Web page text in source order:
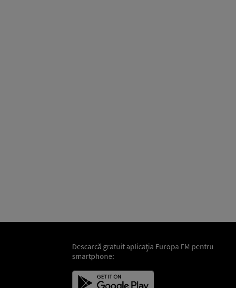
Descarcă gratuit aplicaţia Europa FM pentru
smartphone: